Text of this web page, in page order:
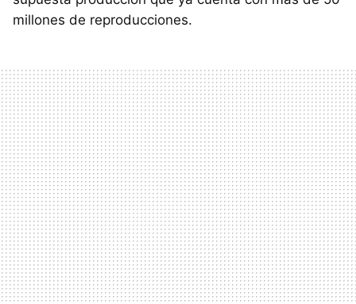
millones de reproducciones.